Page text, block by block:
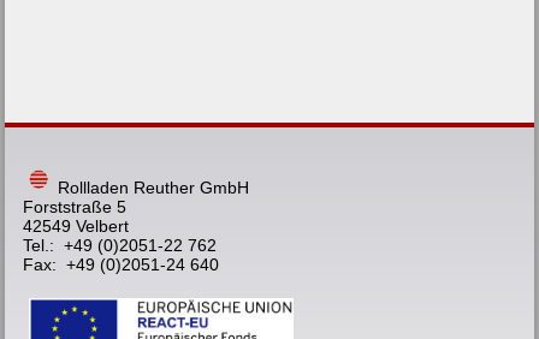
Rollladen Reuther GmbH
Forststraße 5
42549 Velbert
Tel.: +49 (0)2051-22 762
Fax: +49 (0)2051-24 640